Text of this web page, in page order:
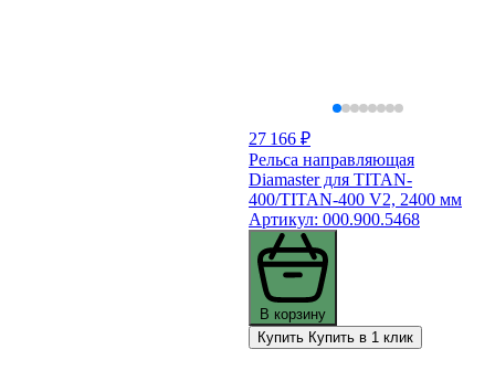
27 166 ₽
Рельса направляющая
Diamaster для TITAN-
400/TITAN-400 V2, 2400 мм
Артикул: 000.900.5468
В корзину
Купить Купить в 1 клик